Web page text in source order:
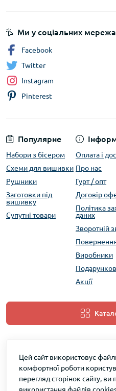
Популярне
Набори з бісером
Схеми для вишивки
Рушники
Заготовки під
вишивку
Супутні товари
Оплата і
Про нас
Гурт / опт
Договір
Політика
даних
Зворотній
Виробники
Акції
Ми у соціальних
Facebook
Twitter
Instagram
Pinterest
Цей сайт використовує
комфортної роботи
перегляд сторінок сайту,